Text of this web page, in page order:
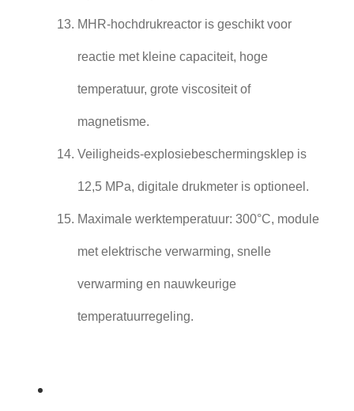
MHR-hochdrukreactor is geschikt voor
reactie met kleine capaciteit, hoge
temperatuur, grote viscositeit of
magnetisme.
Veiligheids-explosiebeschermingsklep is
12,5 MPa, digitale drukmeter is optioneel.
Maximale werktemperatuur: 300°C, module
met elektrische verwarming, snelle
verwarming en nauwkeurige
temperatuurregeling.